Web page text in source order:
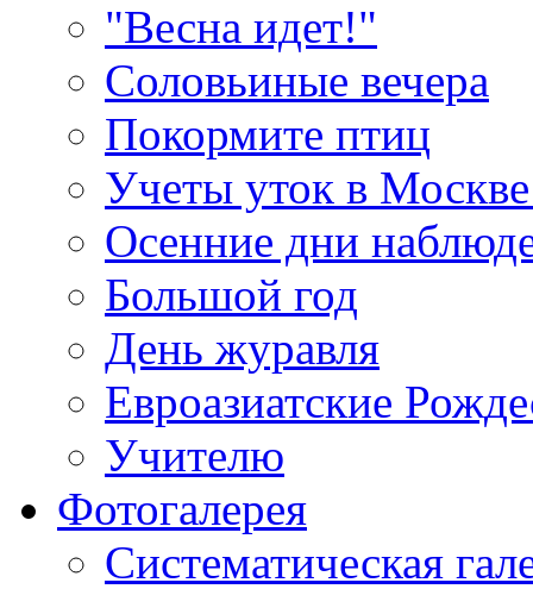
"Весна идет!"
Соловьиные вечера
Покормите птиц
Учеты уток в
Осенние дни
Большой год
День журавля
Евроазиатские
Учителю
Фотогалерея
Систематическая